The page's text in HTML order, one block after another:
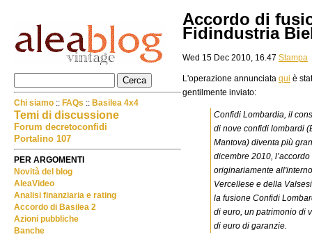
Accordo di
Fidindustria
Wed 15 Dec 2010, 16.47 Stampa
L'operazione annunciata qui è
gentilmente inviato:
Confidi Lombardia, il
di nove confidi lombardi
Mantova) diventa più
dicembre 2010,
originariamente
Vercellese e della
la fusione Confidi
di euro, un patrimonio di
di euro di garanzie.
Chi siamo :: FAQs :: Basilea 4x4
Temi di discussione
Forum decretoconfidi
Portalino 107
PER ARGOMENTI
Novità del blog
AleaVideo
Analisi finanziaria e rating
Accordo di Basilea 2
Azioni pubbliche
Banche